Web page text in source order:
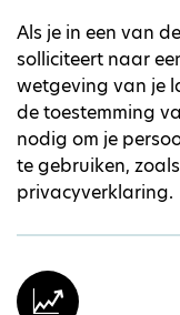
Als je in een van
solliciteert naar
wetgeving van je
de toestemming
nodig om je
te gebruiken,
privacyverklaring.